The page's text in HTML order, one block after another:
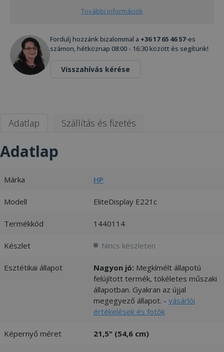
További információk
Fordulj hozzánk bizalommal a +36 17 65 46 57-es
számon, hétköznap 08:00 - 16:30 között és segítünk!
Visszahívás kérése
Adatlap Szállítás és fizetés
Adatlap
Márka HP
Modell EliteDisplay E221c
Termékkód 1440114
Készlet Nincs készleten
Esztétikai állapot Nagyon jó: Megkímélt állapotú
felújított termék, tökéletes műszaki
állapotban. Gyakran az újjal
megegyező állapot. - vásárlói
értékelések és fotók
Képernyő méret 21,5" (54,6 cm)